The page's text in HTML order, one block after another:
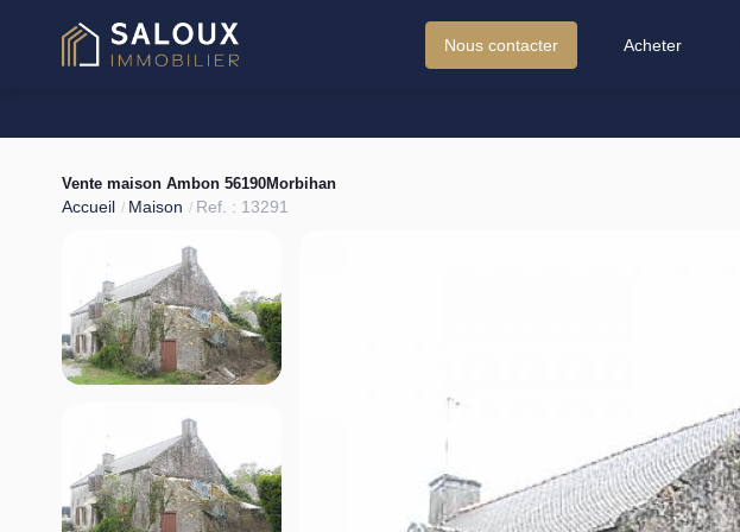
Nous contacter Acheter
Vente maison Ambon 56190Morbihan
Accueil Maison Ref. : 13291